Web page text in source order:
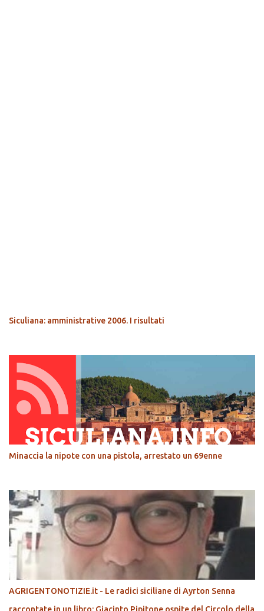
Siculiana: amministrative 2006. I risultati
Minaccia la nipote con una pistola, arrestato un 69enne
AGRIGENTONOTIZIE.it - Le radici siciliane di Ayrton Senna